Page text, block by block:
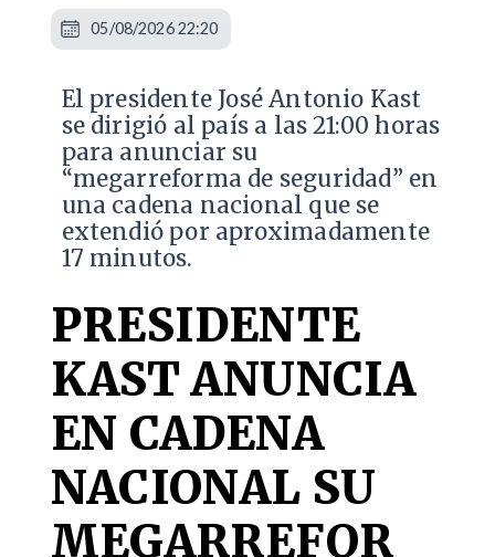
El presidente José Antonio Kast
se dirigió al país a las 21:00 horas
para anunciar su
“megarreforma de seguridad” en
una cadena nacional que se
extendió por aproximadamente
17 minutos.
PRESIDENTE
KAST ANUNCIA
EN CADENA
NACIONAL SU
MEGARREFOR
05/08/2026 22:20